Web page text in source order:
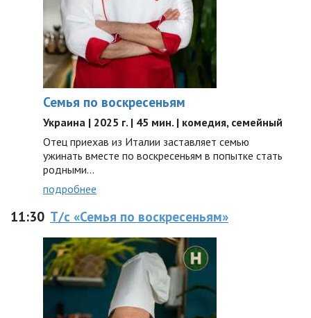
Семья по воскресеньям
Украина | 2025 г. | 45 мин. | комедия, семейный
Отец приехав из Италии заставляет семью
ужинать вместе по воскресеньям в попытке стать
родными…
подробнее
11:30 Т/с «Семья по воскресеньям»